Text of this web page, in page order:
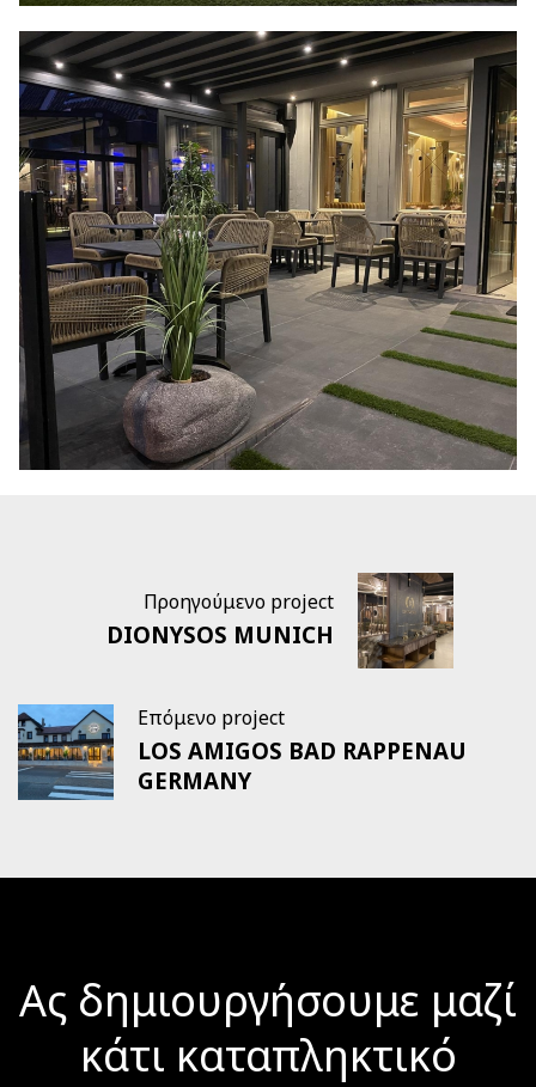
Προηγούμενο project
DIONYSOS MUNICH
Επόμενο project
LOS AMIGOS BAD RAPPENAU
GERMANY
Ας δημιουργήσουμε μαζί
κάτι καταπληκτικό